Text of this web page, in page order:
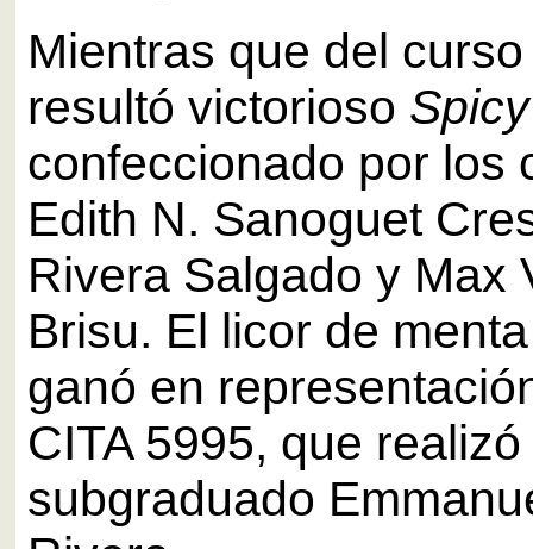
Mientras que del
resultó victorioso
confeccionado por los
Edith N. Sanoguet
Rivera Salgado y Max
Brisu. El licor de
ganó en
CITA 5995, que
subgraduado